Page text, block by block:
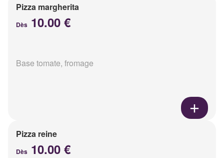
Pizza margherita
Dès 10.00 €
Base tomate, fromage
Pizza reine
Dès 10.00 €